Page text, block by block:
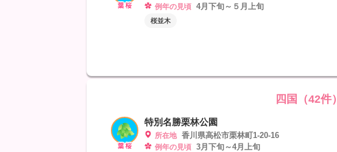
例年の見頃 4月下旬～５月上旬
桜並木
四国（42件）
特別名勝栗林公園
所在地 香川県高松市栗林町1-20-16
例年の見頃 3月下旬～4月上旬